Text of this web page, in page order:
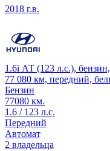
2018 г.в.
1.6i АТ (123 л.с.),
77 080 км, передний,
Бензин
77080 км.
1.6 / 123 л.с.
Передний
Автомат
2 владельца